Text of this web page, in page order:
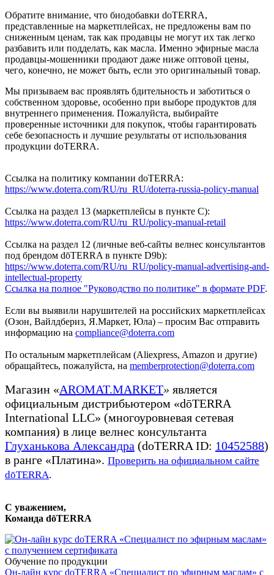
Обратите внимание, что биодобавки doTERRA,
представленные на маркетплейсах, не предложены вам по
сниженным ценам, так как продавцы не могут их так легко
разбавить или подделать, как масла. Именно эфирные масла
продавцы-мошенники продают даже ниже оптовой цены,
чего, конечно, не может быть, если это оригинальный товар.
Мы призываем вас проявлять бдительность и заботиться о
собственном здоровье, особенно при выборе продуктов для
внутреннего применения. Пожалуйста, выбирайте
проверенные источники для покупок, чтобы гарантировать
себе безопасность и лучшие результаты от использования
продукции doTERRA.
Ссылка на политику компании doTERRA:
https://www.doterra.com/RU/ru_RU/doterra-russia-policy-manual
Ссылка на раздел 13 (маркетплейсы в пункте C):
https://www.doterra.com/RU/ru_RU/policy-manual-retail
Ссылка на раздел 12 (личные веб-сайты велнес консультантов
под брендом dōTERRA в пункте D9b):
https://www.doterra.com/RU/ru_RU/policy-manual-advertising-and-
intellectual-property
Ссылка на полное "Руководство по политике" в формате PDF.
Если вы выявили нарушителей на российских маркетплейсах
(Озон, Вайлдбериз, Я.Маркет, Юла) – просим Вас отправить
информацию на compliance@doterra.com
По остальным маркетплейсам (Aliexpress, Amazon и другие)
обращайтесь, пожалуйста, на memberprotection@doterra.com
Магазин «AROMAT.MARKET» является
официальным дистрибьютером «dōTERRA
International LLC» (многоуровневая сетевая
компания) в лице велнес консультанта
Глуханькова Александра (doTERRA ID: 10452588)
в ранге «Платина». Проверить на официальном сайте
dōTERRA.
С уважением,
Команда dōTERRA
Обучение по продукции
Он-лайн курс doTERRA «Специалист по эфирным маслам» с